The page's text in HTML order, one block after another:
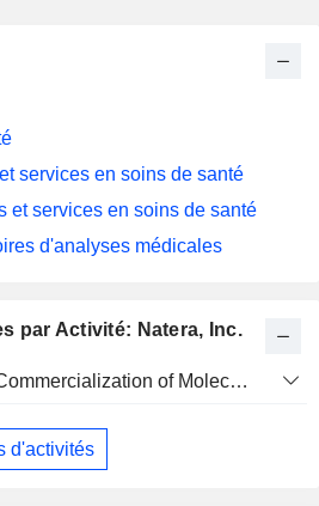
par Activité: Natera, Inc.
Development and Commercialization of Molecular Testing Services
d'activités
services en soins de santé
et services en soins de santé
d'analyses médicales